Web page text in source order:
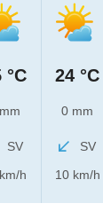
°C
SV
h
24 °C
0 mm
SV
10 km/h